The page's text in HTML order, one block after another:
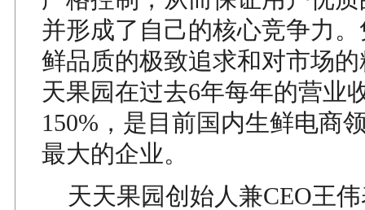
并形成了自己的核心竞争力
鲜品质的极致追求和对市场
天果园在过去6年每年的营业
150%，是目前国内生鲜电商
最大的企业。
天天果园创始人兼CEO王伟